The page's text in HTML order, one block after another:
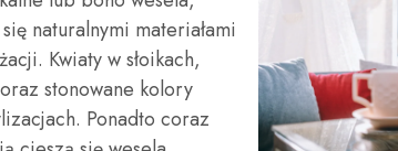
naturalnymi materiałami
Kwiaty w słoikach,
stonowane kolory
Ponadto coraz